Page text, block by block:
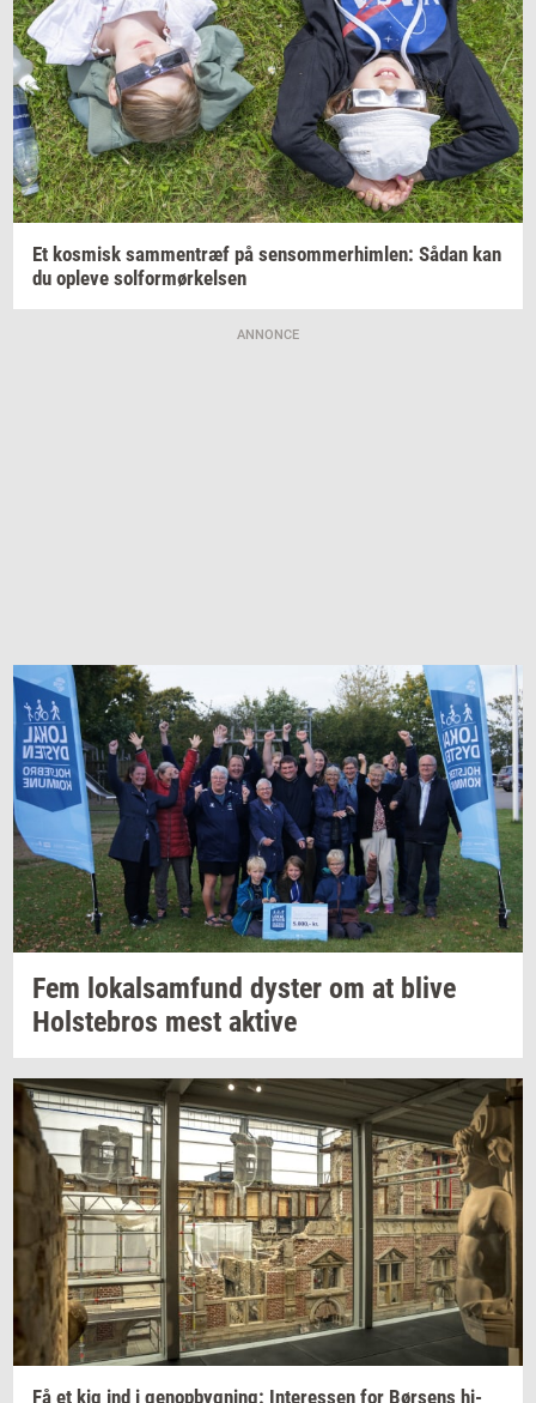
Et kos­misk sam­men­træf på sen­som­mer­him­len: Sådan kan
du op­le­ve sol­for­mør­kel­sen
ANNONCE
Fem lo­kal­sam­fund dy­ster om at blive
Holste­bros mest ak­ti­ve
Få et kig ind i genop­byg­ning: In­ter­es­sen for Bør­sens hi­